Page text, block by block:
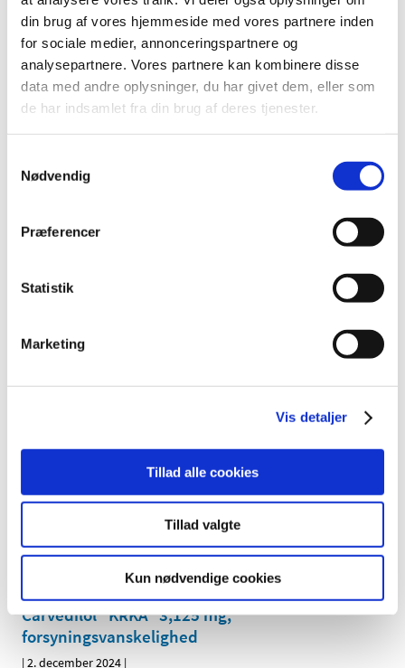
din brug af vores hjemmeside med vores partnere inden
for sociale medier, annonceringspartnere og
analysepartnere. Vores partnere kan kombinere disse
data med andre oplysninger, du har givet dem, eller som
de har indsamlet fra din brug af deres tjenester.
Nødvendig
Præferencer
Statistik
Marketing
Vis detaljer
Tillad alle cookies
Tillad valgte
Kun nødvendige cookies
|9. december 2024|
Der er aktuelle problemer med forsyningen af Sinalfa 5
mg tabletter fra Amdipharm Limited.
Sinalfa 2 mg; forsyningsvanskelighed
|9. december 2024|
Der er aktuelle problemer med forsyningen af Sinalfa 2
mg tabletter fra Amdipharm Limited.
Methylphenidate "Teva" 60 mg kapsler;
Der er aktuelle problemer med forsyningen af
|4. december 2024|
Der er aktuelle problemer med forsyningen af Medanef 5
Selo-zok 25 mg depottabletter (Recordati);
forsyningsvanskelighed
Der er aktuelle problemer med forsyningen af Selo-zok
Carvedilol "KRKA" 3,125 mg;
forsyningsvanskelighed
| 2. december 2024 |